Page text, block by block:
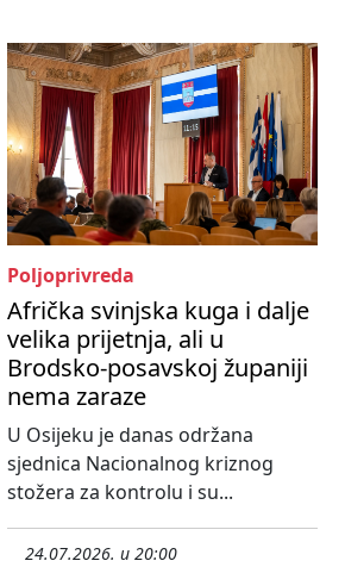
Poljoprivreda
Afrička svinjska kuga i dalje
velika prijetnja, ali u
Brodsko-posavskoj županiji
nema zaraze
U Osijeku je danas održana
sjednica Nacionalnog kriznog
stožera za kontrolu i su...
24.07.2026. u 20:00